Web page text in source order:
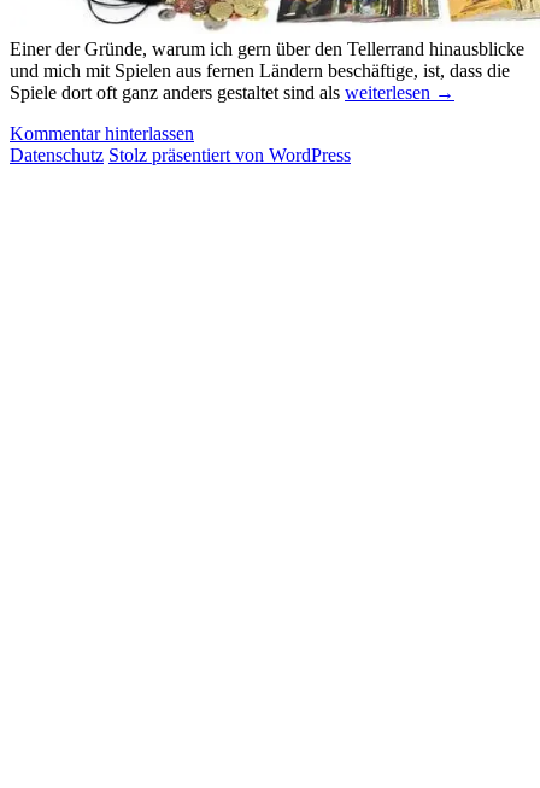
Einer der Gründe, warum ich gern über den Tellerrand hinausblicke
und mich mit Spielen aus fernen Ländern beschäftige, ist, dass die
Spiele dort oft ganz anders gestaltet sind als Messevorschau
(Teil
weiterlesen →
Kommentar hinterlassen
Datenschutz Stolz präsentiert von WordPress